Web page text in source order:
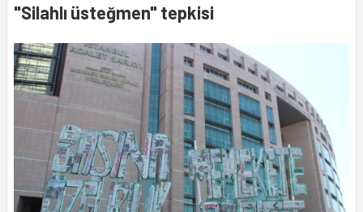
"Silahlı üsteğmen" tepkisi